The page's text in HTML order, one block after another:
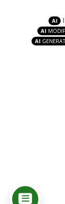
AI
AI
AI